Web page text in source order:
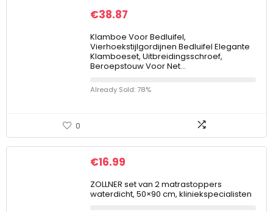
€38.87
Klamboe Voor Bedluifel,
Vierhoekstijlgordijnen Bedluifel Elegante
Klamboeset, Uitbreidingsschroef,
Beroepstouw Voor Net…
Already Sold: 78%
0
€16.99
ZOLLNER set van 2 matrastoppers
waterdicht, 50×90 cm, kliniekspecialisten